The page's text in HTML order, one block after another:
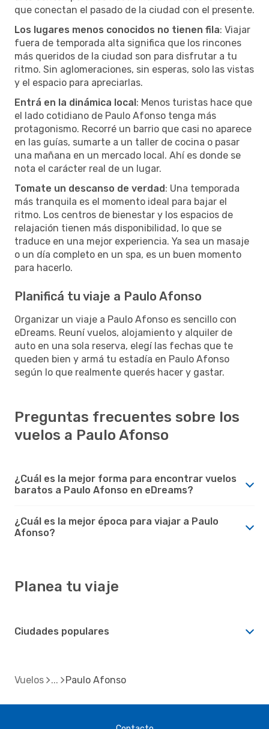
que conectan el pasado de la ciudad con el presente.
Los lugares menos conocidos no tienen fila: Viajar
fuera de temporada alta significa que los rincones
más queridos de la ciudad son para disfrutar a tu
ritmo. Sin aglomeraciones, sin esperas, solo las vistas
y el espacio para apreciarlas.
Entrá en la dinámica local: Menos turistas hace que
el lado cotidiano de Paulo Afonso tenga más
protagonismo. Recorré un barrio que casi no aparece
en las guías, sumarte a un taller de cocina o pasar
una mañana en un mercado local. Ahí es donde se
nota el carácter real de un lugar.
Tomate un descanso de verdad: Una temporada
más tranquila es el momento ideal para bajar el
ritmo. Los centros de bienestar y los espacios de
relajación tienen más disponibilidad, lo que se
traduce en una mejor experiencia. Ya sea un masaje
o un día completo en un spa, es un buen momento
para hacerlo.
Planificá tu viaje a Paulo Afonso
Organizar un viaje a Paulo Afonso es sencillo con
eDreams. Reuní vuelos, alojamiento y alquiler de
auto en una sola reserva, elegí las fechas que te
queden bien y armá tu estadía en Paulo Afonso
según lo que realmente querés hacer y gastar.
Preguntas frecuentes sobre los
vuelos a Paulo Afonso
¿Cuál es la mejor forma para encontrar vuelos
baratos a Paulo Afonso en eDreams?
¿Cuál es la mejor época para viajar a Paulo
Afonso?
Planea tu viaje
Ciudades populares
Vuelos Paulo Afonso